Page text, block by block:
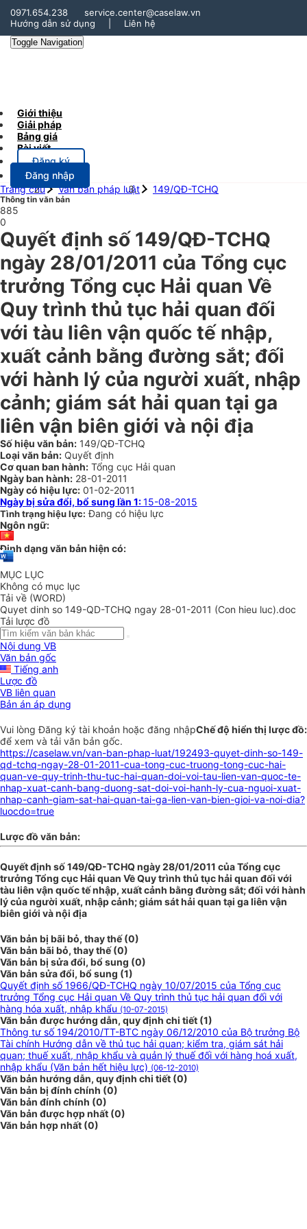
0971.654.238
service.center@caselaw.vn
Hướng dẫn sử dụng
Liên hệ
Toggle Navigation
Giới thiệu
Giải pháp
Bảng giá
Bài viết
Đăng ký
Đăng nhập
Trang chủ
Văn bản pháp luật 149/QĐ-TCHQ
Thông tin văn bản
885
0
Quyết định số 149/QĐ-TCHQ
ngày 28/01/2011 của Tổng cục
trưởng Tổng cục Hải quan Về
Quy trình thủ tục hải quan đối
với tàu liên vận quốc tế nhập,
xuất cảnh bằng đường sắt; đối
với hành lý của người xuất, nhập
cảnh; giám sát hải quan tại ga
liên vận biên giới và nội địa
Số hiệu văn bản: 149/QĐ-TCHQ
Loại văn bản: Quyết định
Cơ quan ban hành: Tổng cục Hải quan
Ngày ban hành: 28-01-2011
Ngày có hiệu lực: 01-02-2011
Ngày bị sửa đổi, bổ sung lần 1:15-08-2015
Tình trạng hiệu lực: Đang có hiệu lực
Ngôn ngữ:
Định dạng văn bản hiện có:
MỤC LỤC
Không có mục lục
Tải về (WORD)
Quyet dinh so 149-QD-TCHQ ngay 28-01-2011 (Con hieu luc).doc
Tải lược đồ
Nội dung VB
Văn bản gốc
Tiếng anh
Lược đồ
VB liên quan
Bản án áp dụng
Chế độ hiển thị lược đồ:
Vui lòngĐăng ký tài khoản hoặc đăng nhập
để xem và tải văn bản gốc.
https://caselaw.vn/van-ban-phap-luat/192493-quyet-dinh-so-149-
qd-tchq-ngay-28-01-2011-cua-tong-cuc-truong-tong-cuc-hai-
quan-ve-quy-trinh-thu-tuc-hai-quan-doi-voi-tau-lien-van-quoc-te-
nhap-xuat-canh-bang-duong-sat-doi-voi-hanh-ly-cua-nguoi-xuat-
nhap-canh-giam-sat-hai-quan-tai-ga-lien-van-bien-gioi-va-noi-dia?
luocdo=true
Lược đồ văn bản:
Quyết định số 149/QĐ-TCHQ ngày 28/01/2011 của Tổng cục
trưởng Tổng cục Hải quan Về Quy trình thủ tục hải quan đối với
tàu liên vận quốc tế nhập, xuất cảnh bằng đường sắt; đối với hành
lý của người xuất, nhập cảnh; giám sát hải quan tại ga liên vận
biên giới và nội địa
Văn bản bị bãi bỏ, thay thế (0)
Văn bản bãi bỏ, thay thế (0)
Văn bản bị sửa đổi, bổ sung (0)
Văn bản sửa đổi, bổ sung (1)
Quyết định số 1966/QĐ-TCHQ ngày 10/07/2015 của Tổng cục
trưởng Tổng cục Hải quan Về Quy trình thủ tục hải quan đối với
hàng hóa xuất, nhập khẩu (10-07-2015)
Văn bản được hướng dẫn, quy định chi tiết (1)
Thông tư số 194/2010/TT-BTC ngày 06/12/2010 của Bộ trưởng Bộ
Tài chính Hướng dẫn về thủ tục hải quan; kiểm tra, giám sát hải
quan; thuế xuất, nhập khẩu và quản lý thuế đối với hàng hoá xuất,
nhập khẩu (Văn bản hết hiệu lực) (06-12-2010)
Văn bản hướng dẫn, quy định chi tiết (0)
Văn bản bị đính chính (0)
Văn bản đính chính (0)
Văn bản được hợp nhất (0)
Văn bản hợp nhất (0)